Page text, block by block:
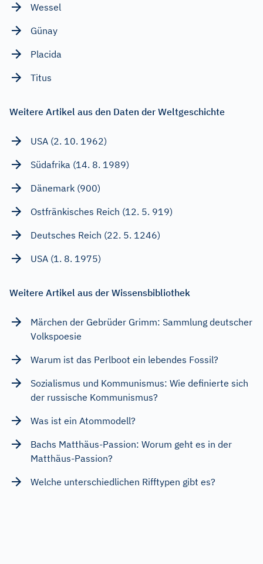
Wessel
Günay
Placida
Titus
Weitere Artikel aus den Daten der Weltgeschichte
USA (2. 10. 1962)
Südafrika (14. 8. 1989)
Dänemark (900)
Ostfränkisches Reich (12. 5. 919)
Deutsches Reich (22. 5. 1246)
USA (1. 8. 1975)
Weitere Artikel aus der Wissensbibliothek
Märchen der Gebrüder Grimm: Sammlung deutscher
Volkspoesie
Warum ist das Perlboot ein lebendes Fossil?
Sozialismus und Kommunismus: Wie definierte sich
der russische Kommunismus?
Was ist ein Atommodell?
Bachs Matthäus-Passion: Worum geht es in der
Matthäus-Passion?
Welche unterschiedlichen Rifftypen gibt es?